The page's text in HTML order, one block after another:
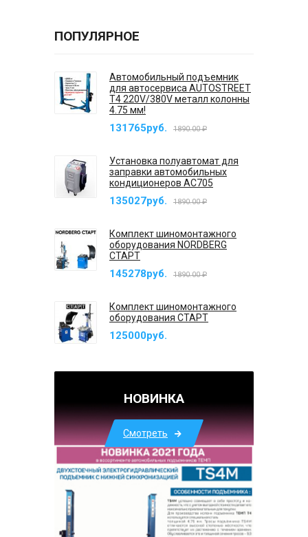
ПОПУЛЯРНОЕ
Автомобильный подъемник
для автосервиса AUTOSTREET
T4 220V/380V металл колонны
4.75 мм!
131765руб. 1890.00 ₽
Установка полуавтомат для
заправки автомобильных
кондиционеров AC705
135027руб. 1890.00 ₽
Комплект шиномонтажного
оборудования NORDBERG
СТАРТ
145278руб. 1890.00 ₽
Комплект шиномонтажного
оборудования СТАРТ
125000руб.
НОВИНКА
Смотреть